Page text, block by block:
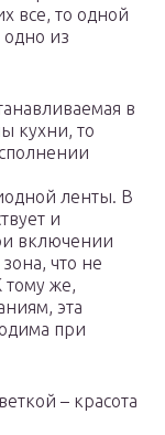
все, то одной
одно из
в
кухни, то
ленты. В
и
включении
что не
тому же,
эта
при
– красота